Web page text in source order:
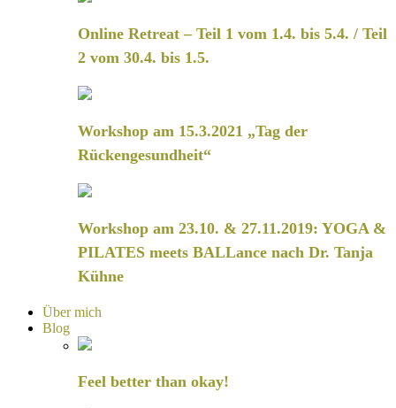
Online Retreat – Teil 1 vom 1.4. bis 5.4. / Teil
2 vom 30.4. bis 1.5.
Workshop am 15.3.2021 „Tag der
Rückengesundheit“
Workshop am 23.10. & 27.11.2019: YOGA &
PILATES meets BALLance nach Dr. Tanja
Kühne
Über mich
Blog
Feel better than okay!